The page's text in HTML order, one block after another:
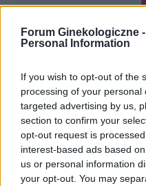
Forum Ginekologiczne -
Personal Information
If you wish to opt-out of the
processing of your
targeted advertising by us,
section to confirm your
opt-out request is
interest-based ads based
us or personal information
your opt-out. You may
Dzień dobry jaka jest
dni przed
zadziała tabletka
pewności czy z
dostało
Forum: